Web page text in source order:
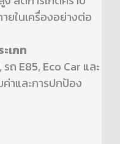
ยในเครื่องอย่างต่อ
เภท
ถ E85, Eco Car และ
าและการปกป้อง